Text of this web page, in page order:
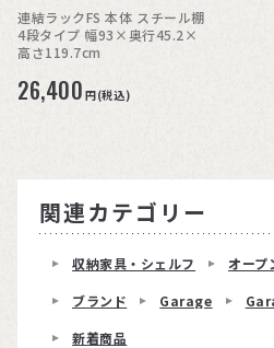
連結ラックFS 本体 スチール棚
4段タイプ 幅93×奥行45.2×
高さ119.7cm
26,400 円(税込)
関連カテゴリー
収納家具・シェルフ オープ
ブランド
Garage
新着商品